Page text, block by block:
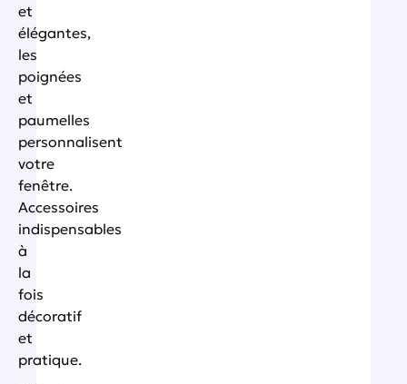
et
élégantes,
les
poignées
et
paumelles
personnalisent
votre
fenêtre.
Accessoires
indispensables
à
la
fois
décoratif
et
pratique.